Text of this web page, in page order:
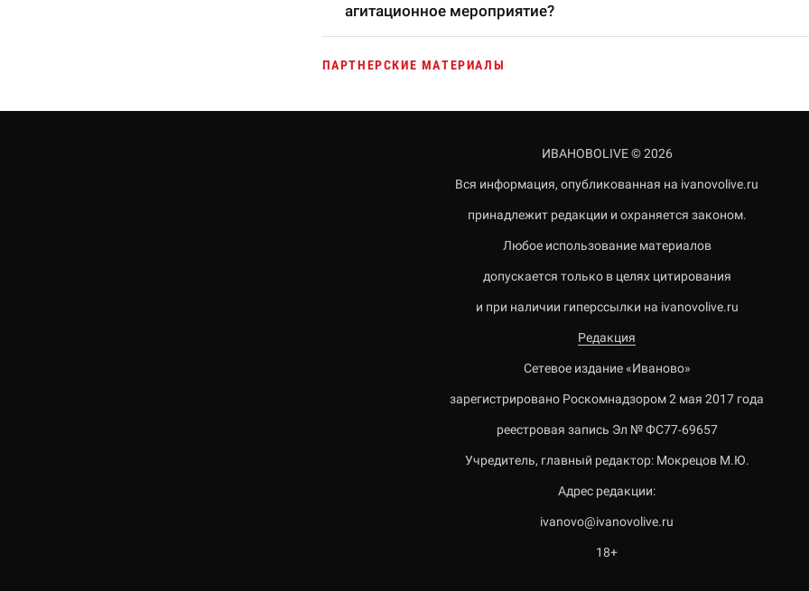
агитационное мероприятие?
ПАРТНЕРСКИЕ МАТЕРИАЛЫ
ИВАНОВОLIVE © 2026
Вся информация, опубликованная на ivanovolive.ru
принадлежит редакции и охраняется законом.
Любое использование материалов
допускается только в целях цитирования
и при наличии гиперссылки на ivanovolive.ru
Редакция
Сетевое издание «Иваново»
зарегистрировано Роскомнадзором 2 мая 2017 года
реестровая запись Эл № ФС77-69657
Учредитель, главный редактор: Мокрецов М.Ю.
Адрес редакции:
ivanovo@ivanovolive.ru
18+